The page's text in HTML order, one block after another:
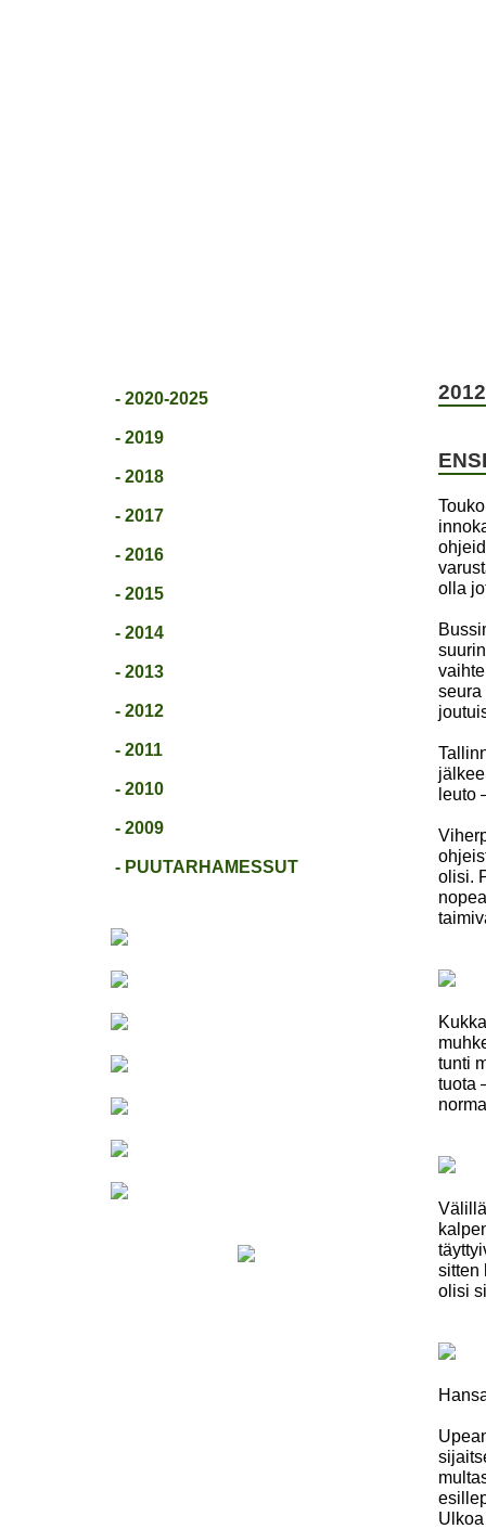
- 2020-2025
- 2019
- 2018
- 2017
- 2016
- 2015
- 2014
- 2013
- 2012
- 2011
- 2010
- 2009
- PUUTARHAMESSUT
2012
olla
seura
leuto
olisi.
tunti
tuota
sitten
olisi